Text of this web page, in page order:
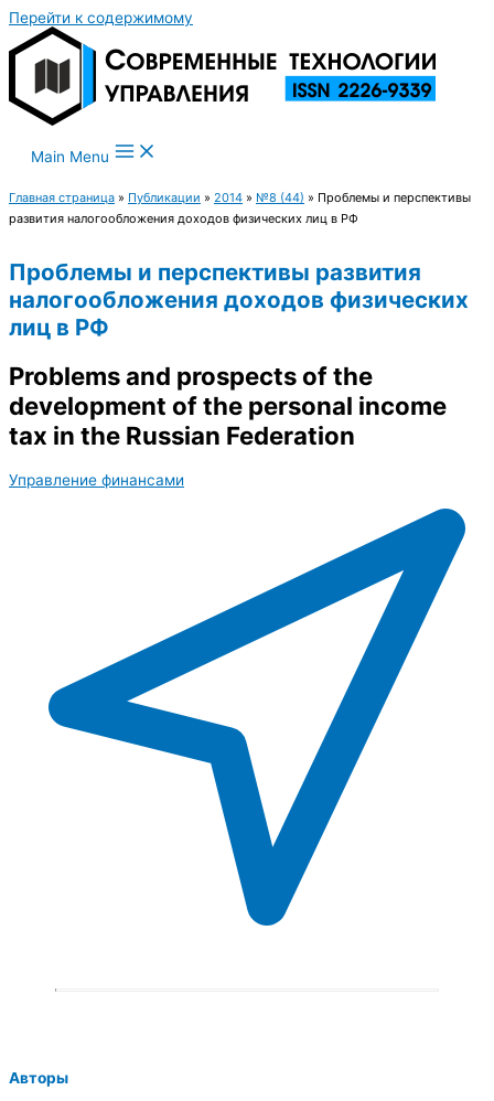
Перейти к содержимому
Main Menu
Главная страница » Публикации » 2014 » №8 (44) » Проблемы и перспективы
развития налогообложения доходов физических лиц в РФ
Проблемы и перспективы развития
налогообложения доходов физических
лиц в РФ
Problems and prospects of the
development of the personal income
tax in the Russian Federation
Управление финансами
Авторы